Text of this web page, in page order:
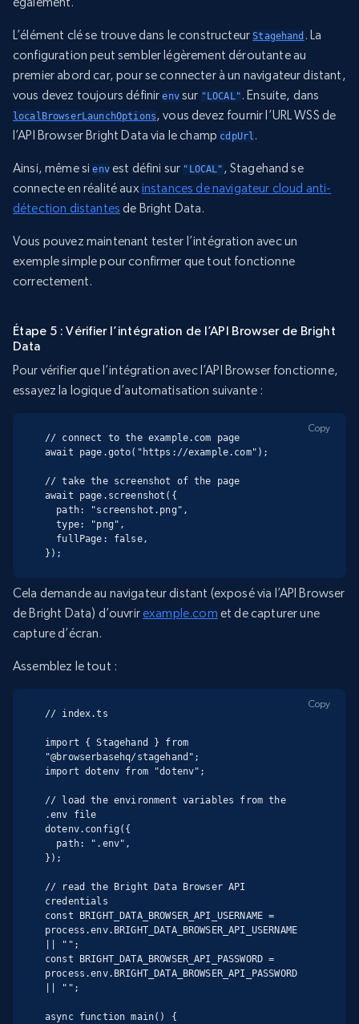
L’élément clé se trouve dans le constructeurStagehand . La
configuration peut sembler légèrement déroutante au
premier abord car, pour se connecter à un navigateur distant,
vous devez toujours définirenvsur "LOCAL" . Ensuite, dans
localBrowserLaunchOptions, vous devez fournir l’URL WSS de
l’API Browser Bright Data via le champ cdpUrl .
Ainsi, même sienvest défini sur "LOCAL" , Stagehand se
connecte en réalité auxinstances de navigateur cloud anti-
détection distantes de Bright Data.
Vous pouvez maintenant tester l’intégration avec un
exemple simple pour confirmer que tout fonctionne
correctement.
Étape 5 : Vérifier l’intégration de l’API Browser de Bright
Data
Pour vérifier que l’intégration avec l’API Browser fonctionne,
essayez la logique d’automatisation suivante :
// connect to the example.com page
await page.goto("https://example.com");
// take the screenshot of the page
await page.screenshot({
  type: "png",
});
Copy
Cela demande au navigateur distant (exposé via l’API Browser
de Bright Data) d’ouvrirexample.com et de capturer une
capture d’écran.
Assemblez le tout :
// index.ts
import { Stagehand } from
"@browserbasehq/stagehand";
import dotenv from "dotenv";
// load the environment variables from the
.env file
dotenv.config({
});
// read the Bright Data Browser API
credentials
const BRIGHT_DATA_BROWSER_API_USERNAME =
process.env.BRIGHT_DATA_BROWSER_API_USERNAME
|| "";
const BRIGHT_DATA_BROWSER_API_PASSWORD =
process.env.BRIGHT_DATA_BROWSER_API_PASSWORD
|| "";
async function main() {
Copy